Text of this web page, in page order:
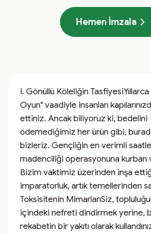
Hemen İmzala
I. Gönüllü Köleliğin
Oyun" vaadiyle insanları
ettiniz. Ancak biliyoruz ki, bedelini
ödemediğimiz her ürün gibi,
bizleriz. Gençliğin en verimli
madenciliği operasyonuna kurban
Bizim vaktimiz üzerinden inşa
imparatorluk, artık temellerinden
Toksisitenin MimarlarıSiz,
içindeki nefreti dindirmek yerine,
rekabetin bir yakıtı olarak